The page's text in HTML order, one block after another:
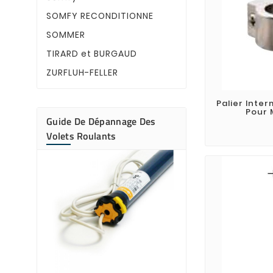
SOMFY RECONDITIONNE
SOMMER
TIRARD et BURGAUD
ZURFLUH-FELLER
Guide De Dépannage Des
Volets Roulants
Pourquoi
de volet
Votre moteur
bourdonnement
tablier ne
Découvrez les
plus fréquentes
Palier
Pour